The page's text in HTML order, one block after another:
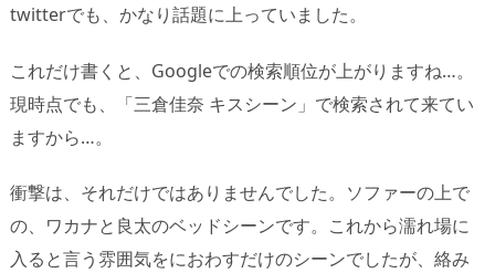
twitterでも、かなり話題に上っていました。
これだけ書くと、Googleでの検索順位が上がりますね…。
現時点でも、「三倉佳奈 キスシーン」で検索されて来てい
ますから…。
衝撃は、それだけではありませんでした。ソファーの上で
の、ワカナと良太のベッドシーンです。これから濡れ場に
入ると言う雰囲気をにおわすだけのシーンでしたが、絡み